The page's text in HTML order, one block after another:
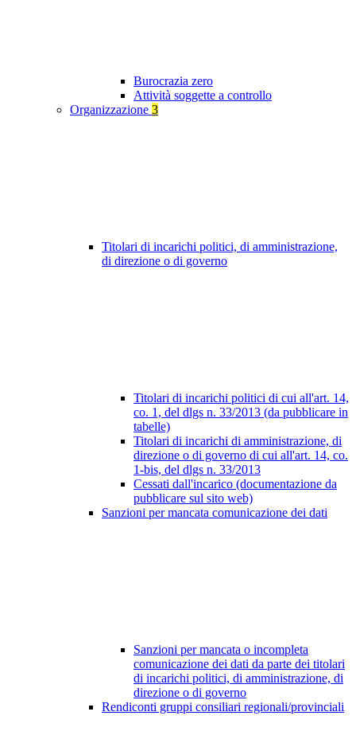
Burocrazia zero
Attività soggette a controllo
Organizzazione 3
Titolari di incarichi politici, di amministrazione,
di direzione o di governo
Titolari di incarichi politici di cui all'art. 14,
co. 1, del dlgs n. 33/2013 (da pubblicare in
tabelle)
Titolari di incarichi di amministrazione, di
direzione o di governo di cui all'art. 14, co.
1-bis, del dlgs n. 33/2013
Cessati dall'incarico (documentazione da
pubblicare sul sito web)
Sanzioni per mancata comunicazione dei dati
Sanzioni per mancata o incompleta
comunicazione dei dati da parte dei titolari
di incarichi politici, di amministrazione, di
direzione o di governo
Rendiconti gruppi consiliari regionali/provinciali